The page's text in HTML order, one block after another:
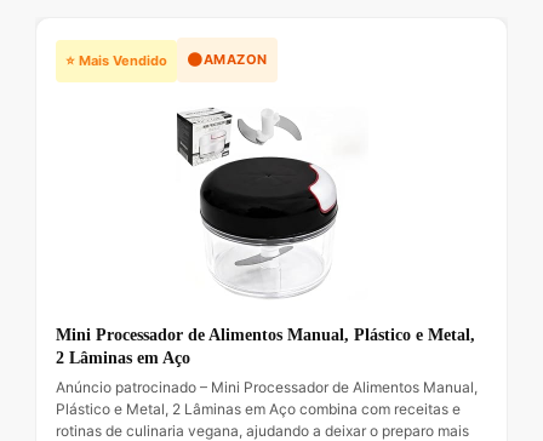
⭐ Mais Vendido 🟠AMAZON
Mini Processador de Alimentos Manual, Plástico e Metal,
2 Lâminas em Aço
Anúncio patrocinado – Mini Processador de Alimentos Manual,
Plástico e Metal, 2 Lâminas em Aço combina com receitas e
rotinas de culinaria vegana, ajudando a deixar o preparo mais